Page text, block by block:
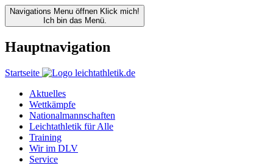
Navigations Menu öffnen Klick mich!
Ich bin das Menü.
Hauptnavigation
Startseite
Aktuelles
Wettkämpfe
Nationalmannschaften
Leichtathletik für Alle
Training
Wir im DLV
Service